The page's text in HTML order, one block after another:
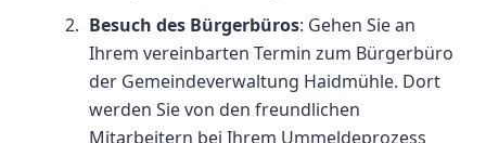
Besuch des Bürgerbüros: Gehen Sie an
Ihrem vereinbarten Termin zum Bürgerbüro
der Gemeindeverwaltung Haidmühle. Dort
werden Sie von den freundlichen
Mitarbeitern bei Ihrem Ummeldeprozess